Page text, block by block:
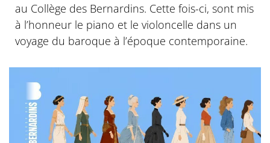
au Collège des Bernardins. Cette fois-ci, sont mis
à l’honneur le piano et le violoncelle dans un
voyage du baroque à l’époque contemporaine.